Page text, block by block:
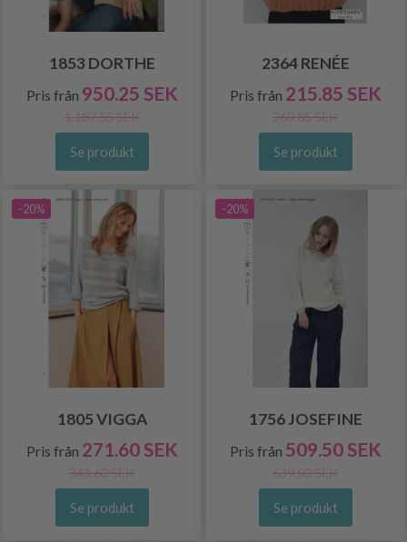
1853 DORTHE
Pris från 950.25 SEK
1,187.55 SEK
Se produkt
2364 RENÉE
Pris från 215.85 SEK
269.85 SEK
Se produkt
-20%
1805 VIGGA
Pris från 271.60 SEK
343.60 SEK
Se produkt
-20%
1756 JOSEFINE
Pris från 509.50 SEK
639.50 SEK
Se produkt